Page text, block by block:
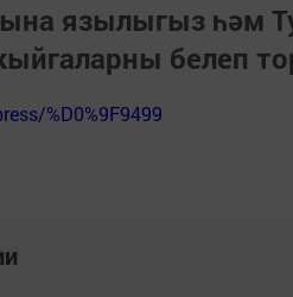
язылыгыз һәм
белеп
%D0%9F9499